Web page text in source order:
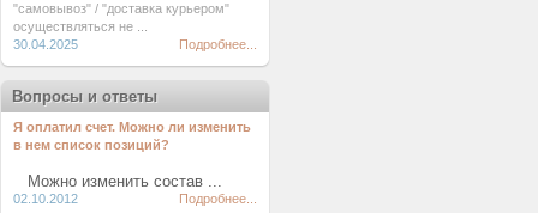
"самовывоз" / "доставка курьером"
осуществляться не ...
30.04.2025
Подробнее...
Вопросы и ответы
Я оплатил счет. Можно ли изменить
в нем список позиций?
Можно изменить состав ...
02.10.2012 Подробнее...